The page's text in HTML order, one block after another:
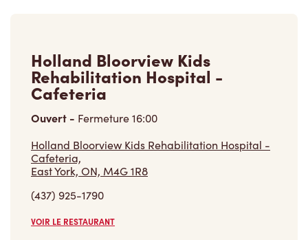
Holland Bloorview Kids
Rehabilitation Hospital -
Cafeteria
Ouvert - Fermeture16:00
Holland Bloorview Kids Rehabilitation Hospital -
Cafeteria,
East York, ON, M4G 1R8
(437) 925-1790
VOIR LE RESTAURANT